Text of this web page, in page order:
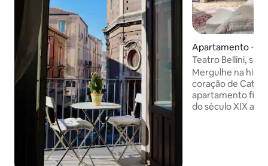
Apartamento ⋅
Teatro Bellini,
[Alcova L.]
Mergulhe na
coração de
apartamento fica
do século XIX